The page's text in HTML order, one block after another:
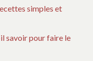
simples et
savoir pour faire le